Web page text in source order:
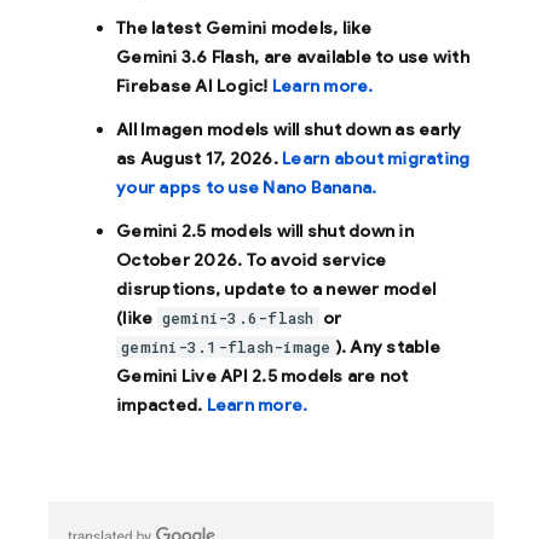
The latest Gemini models, like
Gemini 3.6 Flash, are available to use with
Firebase AI Logic! Learn more.
All Imagen models will shut down as early
as August 17, 2026. Learn about migrating
your apps to use Nano Banana.
Gemini 2.5 models will shut down in
October 2026. To avoid service
disruptions, update to a newer model
(like gemini-3.6-flash or
gemini-3.1-flash-image ). Any stable
Gemini Live API 2.5 models are not
impacted. Learn more.